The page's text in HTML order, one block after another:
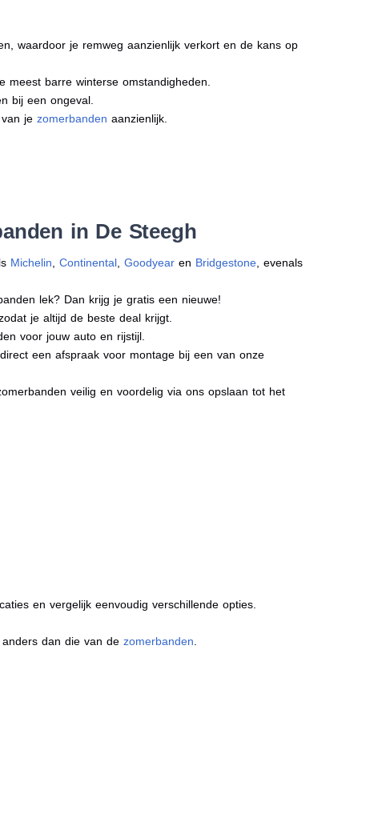
waardoor je remweg aanzienlijk verkort en de kans op
barre winterse omstandigheden.
bij een ongeval.
van jezomerbanden aanzienlijk.
in De Steegh
Michelin ,Continental ,Goodyear en Bridgestone , evenals
lek? Dan krijg je gratis een nieuwe!
je altijd de beste deal krijgt.
voor jouw auto en rijstijl.
een afspraak voor montage bij een van onze
veilig en voordelig via ons opslaan tot het
en vergelijk eenvoudig verschillende opties.
anders dan die van dezomerbanden